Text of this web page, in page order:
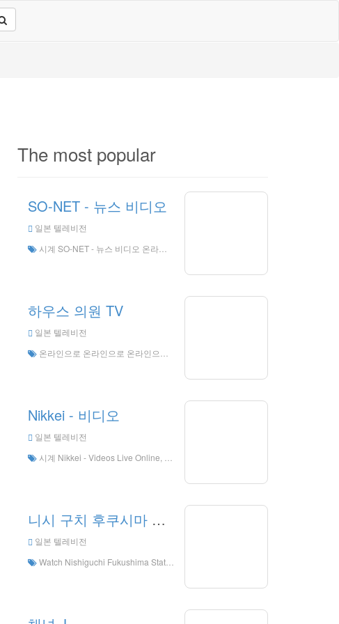
The most popular
SO-NET - 뉴스 비디오
일본 텔레비전
시계 SO-NET - 뉴스 비디오 온라인으로 실시간, 뉴스 비디오 HD 라이브 스트리밍, SONET - 뉴스 비디오 일본에서 라이브 TV
하우스 의원 TV
일본 텔레비전
온라인으로 온라인으로 온라인으로 온라인으로 사는 하우스 하우스, 하우스 TV HD 라이브 스트리밍, 일본의 TV 시계 라이브 TV
Nikkei - 비디오
일본 텔레비전
시계 Nikkei - Videos Live Online, Nikkei - 비디오 HD 라이브 스트리밍, Nikkei - 비디오 시계 일본에서 라이브 TV
니시 구치 후쿠시마 S 타찌온 웹 b 또는 m
일본 텔레비전
Watch Nishiguchi Fukushima Station Webcam Live Online , Nishiguchi Fukushima Station Webcam HD Live Streaning , Nishiguchi Fukushima Station Webcam Watch Live TV from Japan